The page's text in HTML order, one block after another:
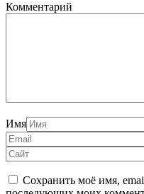
Комментарий
Имя
Сохранить моё имя,